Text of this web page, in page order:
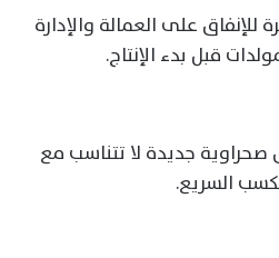
للإنفاق على العمالة والإدارة
قبل بدء الإنتاج.
جديدة لا تتناسب مع
السريع.